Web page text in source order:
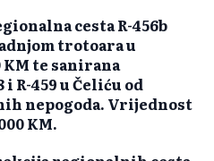
cesta R-456b
trotoara u
te sanirana
R-459 u Čeliću od
nepogoda. Vrijednost
KM.